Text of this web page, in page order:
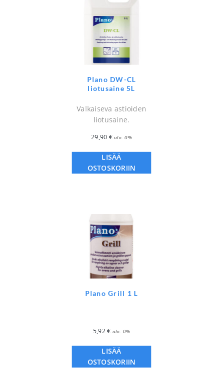
Plano DW-CL
liotusaine 5L
Valkaiseva astioiden
liotusaine.
29,90 € alv. 0%
LISÄÄ
OSTOSKORIIN
Plano Grill 1 L
5,92€ alv. 0%
LISÄÄ
OSTOSKORIIN